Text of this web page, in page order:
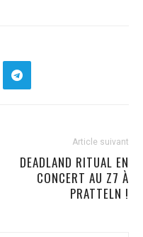
Article suivant
DEADLAND RITUAL EN
CONCERT AU Z7 À
PRATTELN !